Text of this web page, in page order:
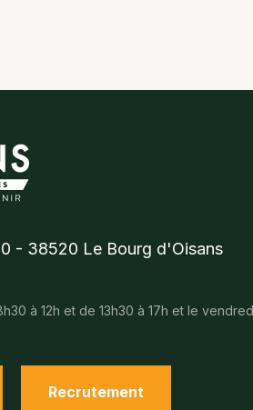
- 38520 Le Bourg d'Oisans
à 12h et de 13h30 à 17h et le
Recrutement